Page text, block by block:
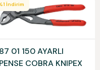
1 İndirim
87 01 150 AYARLI
PENSE COBRA KNIPEX